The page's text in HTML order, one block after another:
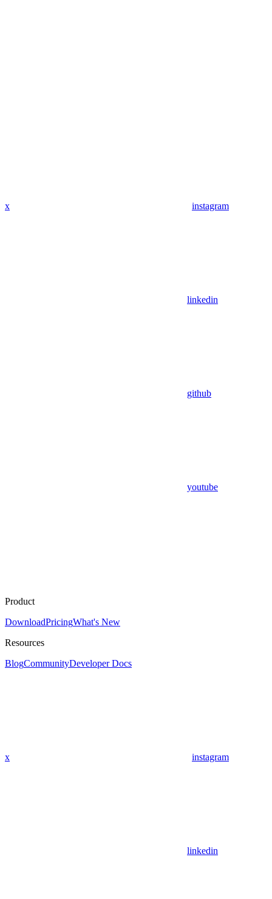
x instagram
linkedin
github
youtube
Product
DownloadPricingWhat's New
Resources
BlogCommunityDeveloper Docs
x instagram
linkedin